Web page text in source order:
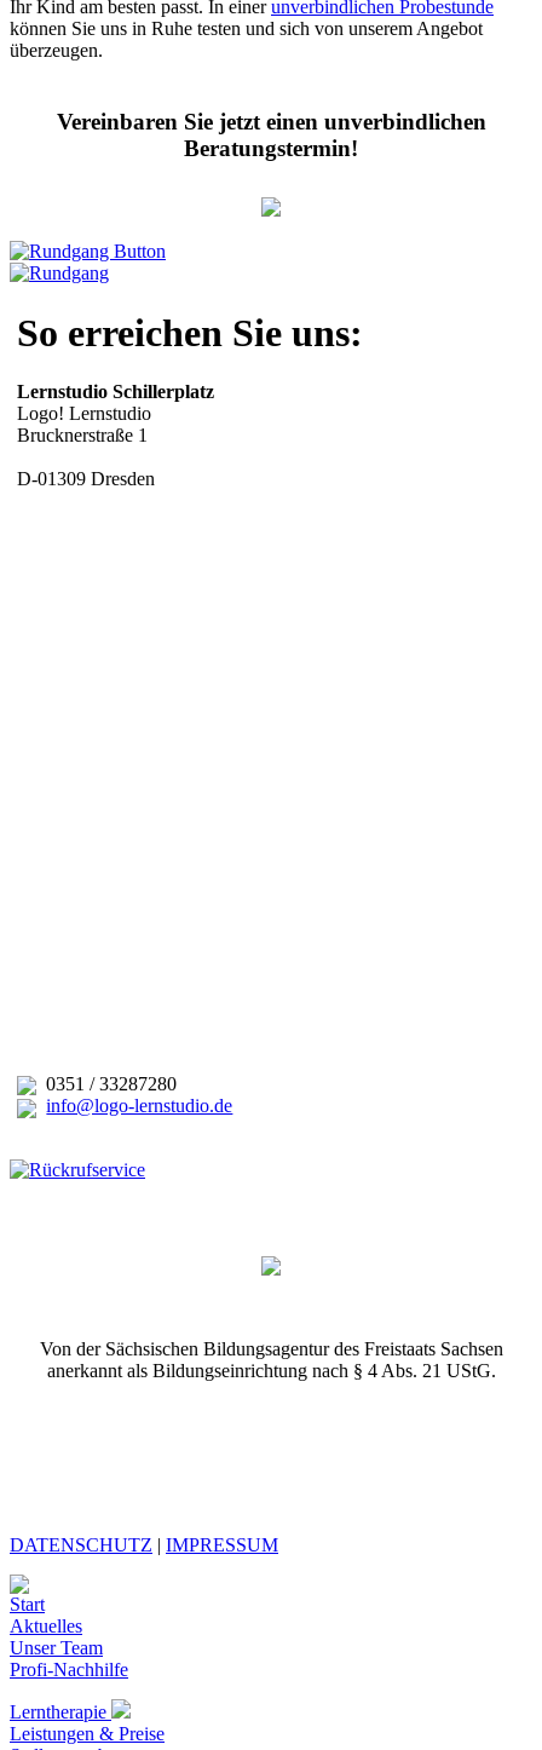
Ihr Kind am besten passt. In einerunverbindlichen Probestunde
können Sie uns in Ruhe testen und sich von unserem Angebot
überzeugen.
Vereinbaren Sie jetzt einen unverbindlichen
Beratungstermin!
So erreichen Sie uns:
Lernstudio Schillerplatz
Logo! Lernstudio
Brucknerstraße 1
D-01309 Dresden
0351 / 33287280
info@logo-lernstudio.de
Von der Sächsischen Bildungsagentur des Freistaats Sachsen
anerkannt als Bildungseinrichtung nach § 4 Abs. 21 UStG.
DATENSCHUTZ | IMPRESSUM
Start
Aktuelles
Unser Team
Profi-Nachhilfe
Lerntherapie
Leistungen & Preise